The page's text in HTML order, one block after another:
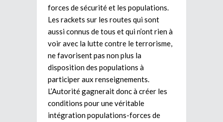
forces de sécurité et les populations.
Les rackets sur les routes qui sont
aussi connus de tous et qui n’ont rien à
voir avec la lutte contre le terrorisme,
ne favorisent pas non plus la
disposition des populations à
participer aux renseignements.
L’Autorité gagnerait donc à créer les
conditions pour une véritable
intégration populations-forces de